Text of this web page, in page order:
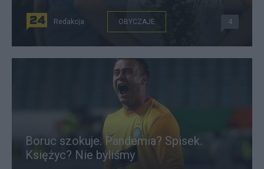
Redakcja OBYCZAJE 4
Boruc szokuje. Pandemia? Spisek.
Księżyc? Nie byliśmy